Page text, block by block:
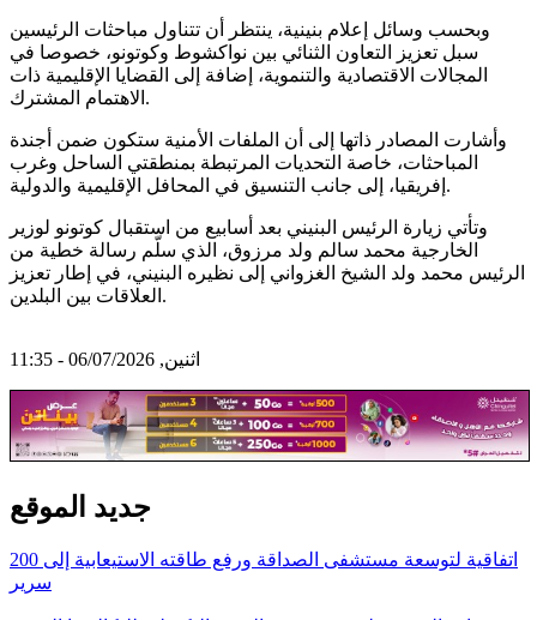
وبحسب وسائل إعلام بنينية، ينتظر أن تتناول مباحثات الرئيسين
سبل تعزيز التعاون الثنائي بين نواكشوط وكوتونو، خصوصا في
المجالات الاقتصادية والتنموية، إضافة إلى القضايا الإقليمية ذات
الاهتمام المشترك.
وأشارت المصادر ذاتها إلى أن الملفات الأمنية ستكون ضمن أجندة
المباحثات، خاصة التحديات المرتبطة بمنطقتي الساحل وغرب
إفريقيا، إلى جانب التنسيق في المحافل الإقليمية والدولية.
وتأتي زيارة الرئيس البنيني بعد أسابيع من استقبال كوتونو لوزير
الخارجية محمد سالم ولد مرزوق، الذي سلّم رسالة خطية من
الرئيس محمد ولد الشيخ الغزواني إلى نظيره البنيني، في إطار تعزيز
العلاقات بين البلدين.
اثنين, 06/07/2026 - 11:35
جديد الموقع
اتفاقية لتوسعة مستشفى الصداقة ورفع طاقته الاستيعابية إلى 200
سرير